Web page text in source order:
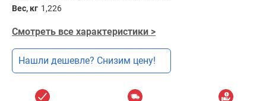
Вес, кг 1,226
Смотреть все характеристики >
Нашли дешевле? Снизим цену!